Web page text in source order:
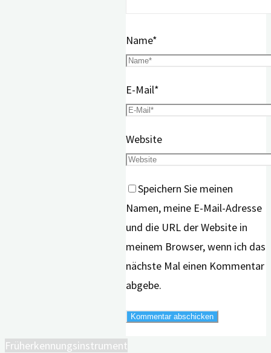
Name*
E-Mail*
Website
Speichern Sie meinen
Namen, meine E-Mail-Adresse
und die URL der Website in
meinem Browser, wenn ich das
nächste Mal einen Kommentar
abgebe.
Früherkennungsinstrument